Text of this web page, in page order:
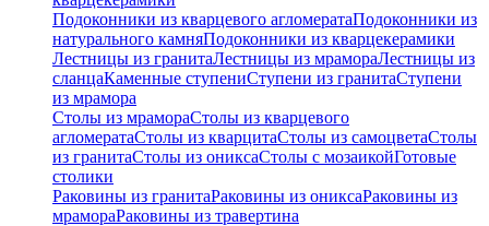
Подоконники из кварцевого агломератаПодоконники из
натурального камняПодоконники из кварцекерамики
Лестницы из гранитаЛестницы из мрамораЛестницы из
сланцаКаменные ступениСтупени из гранитаСтупени
из мрамора
Столы из мрамораСтолы из кварцевого
агломератаСтолы из кварцитаСтолы из самоцветаСтолы
из гранитаСтолы из ониксаСтолы с мозаикойГотовые
столики
Раковины из гранитаРаковины из ониксаРаковины из
мрамораРаковины из травертина